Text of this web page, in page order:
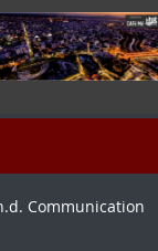
Communication